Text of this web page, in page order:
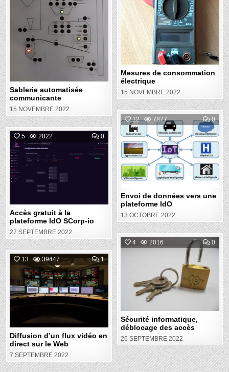
Sablerie automatisée
communicante
15 NOVEMBRE 2022
Mesures de consommation
électrique
15 NOVEMBRE 2022
12 7877 0
ON
DE
UNE
IDO
Posted
in
Envoi de données vers une
plateforme IdO
13 OCTOBRE 2022
5 2822 0COMMENT
ON
ACCÈS
GRATUIT
PLATEFORME
IDO
SCORP-
Posted
Accès gratuit à la
plateforme IdO SCorp-io
27 SEPTEMBRE 2022
4
2016 0
ON
DES
Sécurité informatique,
déblocage des accès
26 SEPTEMBRE 2022
13 39447 1COMMENT
ON
DIFFUSION
D’UN
FLUX
VIDÉO
EN
DIRECT
SUR
WEB
Posted
in
Diffusion d’un flux vidéo en
direct sur le Web
7 SEPTEMBRE 2022